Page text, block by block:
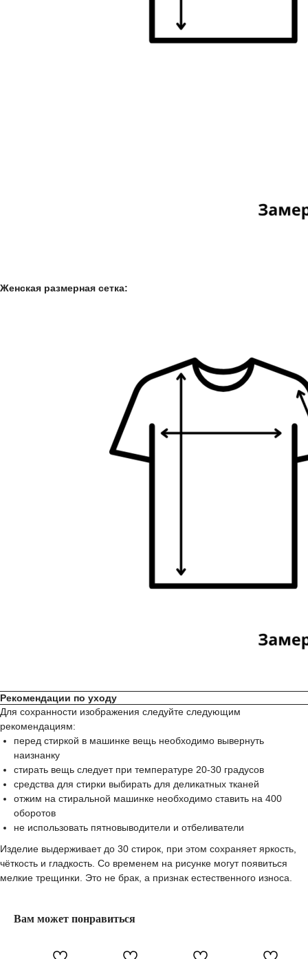
Женская размерная сетка:
Рекомендации по уходу
Для сохранности изображения следуйте следующим
рекомендациям:
перед стиркой в машинке вещь необходимо вывернуть
наизнанку
стирать вещь следует при температуре 20-30 градусов
средства для стирки выбирать для деликатных тканей
отжим на стиральной машинке необходимо ставить на 400
оборотов
не использовать пятновыводители и отбеливатели
Изделие выдерживает до 30 стирок, при этом сохраняет яркость,
чёткость и гладкость. Со временем на рисунке могут появиться
мелкие трещинки. Это не брак, а признак естественного износа.
Вам может понравиться